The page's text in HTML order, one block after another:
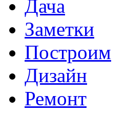
Дача
Заметки
Построим
Дизайн
Ремонт